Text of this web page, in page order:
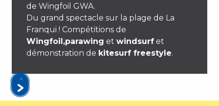
de Wingfoil GWA.
Du grand spectacle sur la plage de La
Franqui ! Compétitions de
Wingfoil,parawing et windsurf et
démonstration de kitesurf freestyle.